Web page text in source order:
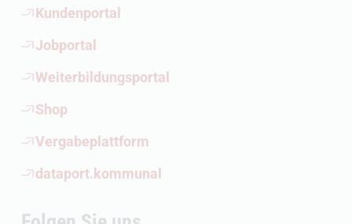
Kundenportal
(Öffnet externen Link)
Jobportal
(Öffnet externen Link)
Weiterbildungsportal
(Öffnet externen Link)
Shop
(Öffnet externen Link)
Vergabeplattform
(Öffnet externen Link)
dataport.kommunal
(Öffnet externen Link)